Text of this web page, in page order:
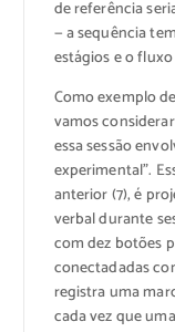
de referência
— a sequência
estágios e o
Como exemplo
vamos
essa sessão
experimental”.
anterior (7), é
verbal durante
com dez botões
conectadadas
registra uma
cada vez que